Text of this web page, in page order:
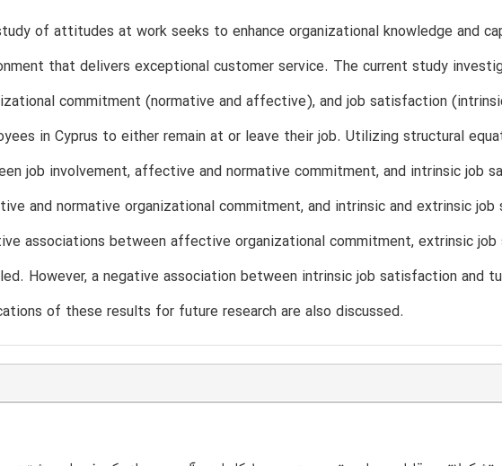
of attitudes at work seeks to enhance organizational knowledge and
that delivers exceptional customer service. The current study
commitment (normative and affective), and job satisfaction
in Cyprus to either remain at or leave their job. Utilizing structural
job involvement, affective and normative commitment, and intrinsic job
and normative organizational commitment, and intrinsic and extrinsic
associations between affective organizational commitment, extrinsic
However, a negative association between intrinsic job satisfaction and
of these results for future research are also discussed.